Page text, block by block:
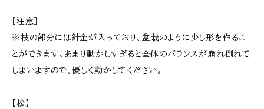
［注意］
※枝の部分には針金が入っており、盆栽のように少し形を作るこ
とができます。あまり動かしすぎると全体のバランスが崩れ倒れて
しまいますので、優しく動かしてください。
【松】